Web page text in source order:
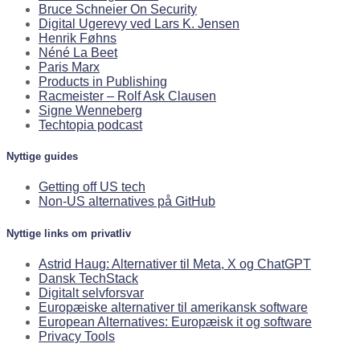
Bruce Schneier On Security
Digital Ugerevy ved Lars K. Jensen
Henrik Føhns
Néné La Beet
Paris Marx
Products in Publishing
Racmeister – Rolf Ask Clausen
Signe Wenneberg
Techtopia podcast
Nyttige guides
Getting off US tech
Non-US alternatives på GitHub
Nyttige links om privatliv
Astrid Haug: Alternativer til Meta, X og ChatGPT
Dansk TechStack
Digitalt selvforsvar
Europæiske alternativer til amerikansk software
European Alternatives: Europæisk it og software
Privacy Tools